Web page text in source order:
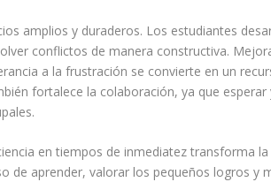
amplios y duraderos. Los estudiantes
conflictos de manera constructiva.
a la frustración se convierte en un
fortalece la colaboración, ya que
en tiempos de inmediatez transforma
de aprender, valorar los pequeños logros y